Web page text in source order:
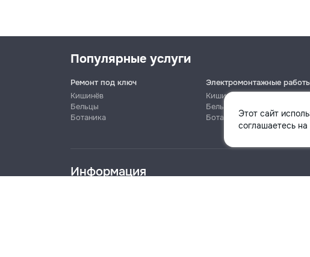
Телефон
Этот сайт
соглашаетесь
Популярные услуги
Ремонт под ключ
Кишинёв
Бельцы
Ботаника
Электромонтажные
Кишинёв
Бельцы
Ботаника
Информация